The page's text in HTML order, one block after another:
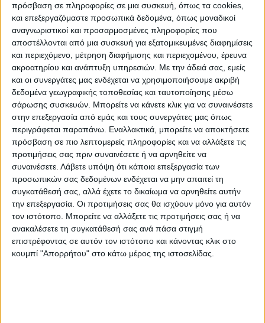
πρόσβαση σε πληροφορίες σε μια συσκευή, όπως τα cookies,
και επεξεργαζόμαστε προσωπικά δεδομένα, όπως μοναδικοί
αναγνωριστικοί και προσαρμοσμένες πληροφορίες που
αποστέλλονται από μια συσκευή για εξατομικευμένες διαφημίσεις
και περιεχόμενο, μέτρηση διαφήμισης και περιεχομένου, έρευνα
ακροατηρίου και ανάπτυξη υπηρεσιών. Με την άδειά σας, εμείς
και οι συνεργάτες μας ενδέχεται να χρησιμοποιήσουμε ακριβή
δεδομένα γεωγραφικής τοποθεσίας και ταυτοποίησης μέσω
σάρωσης συσκευών. Μπορείτε να κάνετε κλικ για να συναινέσετε
στην επεξεργασία από εμάς και τους συνεργάτες μας όπως
περιγράφεται παραπάνω. Εναλλακτικά, μπορείτε να αποκτήσετε
πρόσβαση σε πιο λεπτομερείς πληροφορίες και να αλλάξετε τις
προτιμήσεις σας πριν συναινέσετε ή να αρνηθείτε να
συναινέσετε. Λάβετε υπόψη ότι κάποια επεξεργασία των
προσωπικών σας δεδομένων ενδέχεται να μην απαιτεί τη
συγκατάθεσή σας, αλλά έχετε το δικαίωμα να αρνηθείτε αυτήν
την επεξεργασία. Οι προτιμήσεις σας θα ισχύουν μόνο για αυτόν
τον ιστότοπο. Μπορείτε να αλλάξετε τις προτιμήσεις σας ή να
ανακαλέσετε τη συγκατάθεσή σας ανά πάσα στιγμή
επιστρέφοντας σε αυτόν τον ιστότοπο και κάνοντας κλικ στο
κουμπί "Απορρήτου" στο κάτω μέρος της ιστοσελίδας.
ΝΕΟΣ ΑΓΩΝ
https://neosagon.gr
Η Αρχαιότερη Καθημερινή Πρωινή Εφημερίδα της Καρδίτσας
ΠΑΡΟΜΟΙΑ ΑΡΘΡΑ